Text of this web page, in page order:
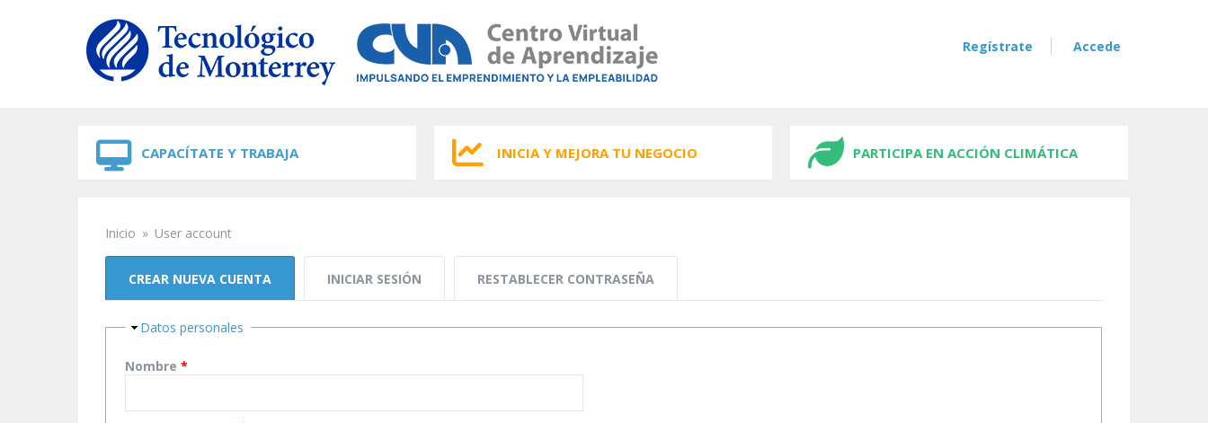
Regístrate Accede
CAPACÍTATE Y TRABAJA INICIA Y MEJORA TU NEGOCIO PARTICIPA EN ACCIÓN CLIMÁTICA
Se encuentra usted aquí
Inicio » User account
Solapas principales
CREAR NUEVA CUENTA (SOLAPA ACTIVA)
INICIAR SESIÓN RESTABLECER CONTRASEÑA
Ocultar
Datos personales
Nombre *